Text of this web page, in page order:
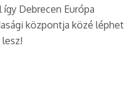
Debrecen Európa
központja közé léphet